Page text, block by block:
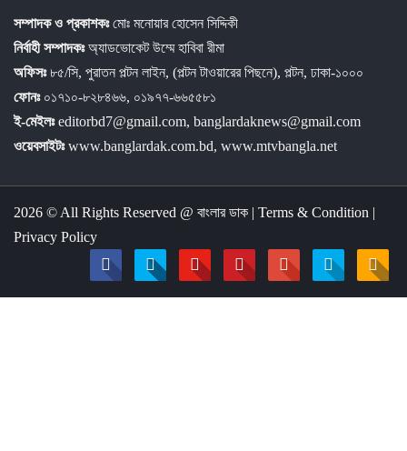
সম্পাদক ও প্রকাশকঃমোঃ মনোয়ার হোসেন সিদ্দিকী
নির্বাহী সম্পাদকঃঅ্যাডভোকেট উম্মে হাবিবা রীমা
অফিসঃ৮৫/সি, পুরাতন পল্টন লাইন, (পল্টন টাওয়ারের পিছনে), পল্টন, ঢাকা-১০০০
ফোনঃ ০১৭১০-৮২৮৪৬৬, ০১৯৭৭-৬৬৫৫৮১
ই-মেইলঃeditorbd7@gmail.com, banglardaknews@gmail.com
ওয়েবসাইটঃwww.banglardak.com.bd, www.mtvbangla.net
2026 © All Rights Reserved @ বাংলার ডাক | Terms & Condition |
Privacy Policy